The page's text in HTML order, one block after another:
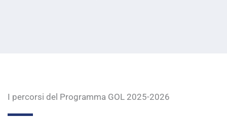
I percorsi del Programma GOL 2025-2026